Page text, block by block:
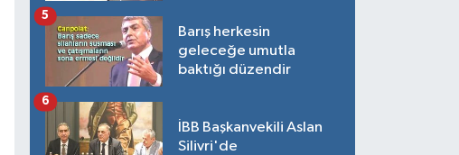
Barış herkesin
geleceğe umutla
baktığı düzendir
5
İBB Başkanvekili Aslan
Silivri'de
6